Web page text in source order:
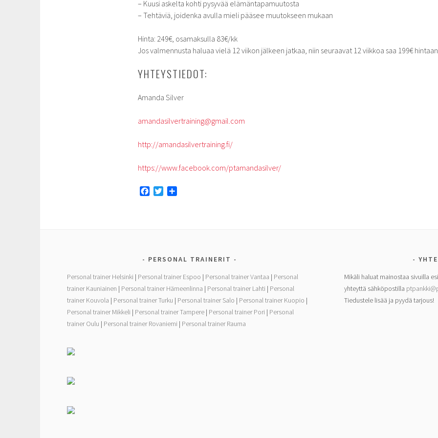
– Kuusi askelta kohti pysyvää elämäntapamuutosta
– Tehtäviä, joidenka avulla mieli pääsee muutokseen mukaan
Hinta: 249€, osamaksulla 83€/kk
Jos valmennusta haluaa vielä 12 viikon jälkeen jatkaa, niin seuraavat 12 viikkoa saa 199€
YHTEYSTIEDOT:
Amanda Silver
amandasilvertraining@gmail.com
http://amandasilvertraining.fi/
https://www.facebook.com/ptamandasilver/
k
PERSONAL TRAINERIT
Personal trainer Helsinki | Personal trainer Espoo | Personal trainer Vantaa | Personal
trainer Kauniainen | Personal trainer Hämeenlinna | Personal trainer Lahti | Personal
trainer Kouvola | Personal trainer Turku | Personal trainer Salo | Personal trainer Kuopio |
Personal trainer Mikkeli | Personal trainer Tampere| Personal trainer Pori | Personal
trainer Oulu | Personal trainer Rovaniemi | Personal trainer Rauma
Mikäli haluat mainostaa sivuilla
yhteyttä sähköpostilla
Tiedustele lisää ja pyydä tarjous!